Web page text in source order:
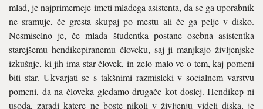
mlad, je najprimerneje imeti mladega asistenta, da se ga uporabnik
ne sramuje, če gresta skupaj po mestu ali če ga pelje v disko.
Nesmiselno je, če mlada študentka postane osebna asistentka
starej­šemu hendikepiranemu človeku, saj ji manjkajo življenjske
izku­šnje, ki jih ima star človek, in zelo malo ve o tem, kaj pomeni
biti star. Ukvarjati se s takšnimi razmisle­ki v socialnem varstvu
pomeni, da na človeka gledamo drugače kot doslej. Hendikep ni
usoda, zaradi katere ne boste nikoli v življenju videli diska, je